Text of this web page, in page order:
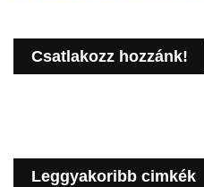
Csatlakozz hozzánk!
Leggyakoribb cimkék